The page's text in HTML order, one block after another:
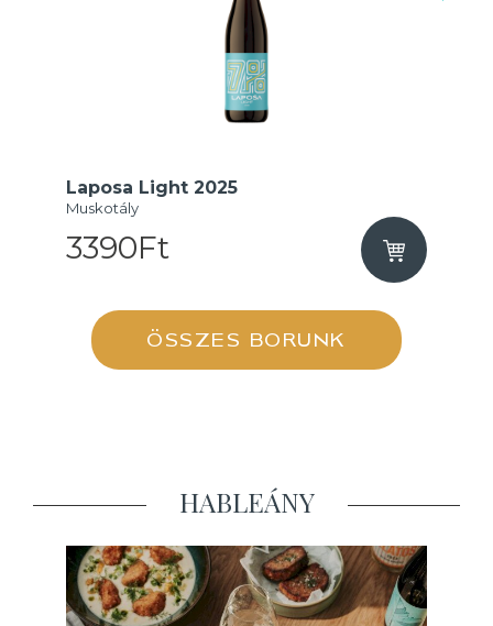
Laposa Light 2025
Muskotály
3390Ft
ÖSSZES BORUNK
HABLEÁNY